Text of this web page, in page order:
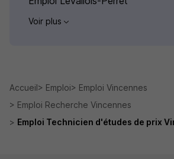
Voir plus
Accueil Emploi
Emploi Vincennes
Emploi Recherche Vincennes
Emploi Technicien d'études de prix